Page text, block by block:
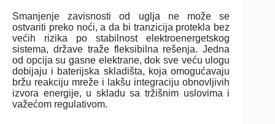
Smanjenje zavisnosti od uglja ne može se
ostvariti preko noći, a da bi tranzicija protekla bez
većih rizika po stabilnost elektroenergetskog
sistema, države traže fleksibilna rešenja. Jedna
od opcija su gasne elektrane, dok sve veću ulogu
dobijaju i baterijska skladišta, koja omogućavaju
bržu reakciju mreže i lakšu integraciju obnovljivih
izvora energije, u skladu sa tržišnim uslovima i
važećom regulativom.